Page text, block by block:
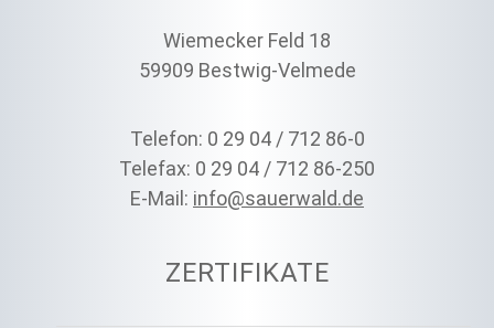
Wiemecker Feld 18
59909 Bestwig-Velmede
Telefon: 0 29 04 / 712 86-0
Telefax: 0 29 04 / 712 86-250
E-Mail: info@sauerwald.de
ZERTIFIKATE